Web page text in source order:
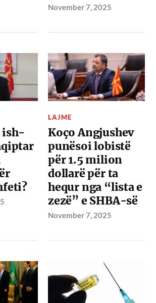
November 7, 2025
ish-
LAJME
Koço Angjushev
punësoi lobistë
për 1.5 milion
dollarë për ta
hequr nga “lista e
zezë” e SHBA-së
November 7, 2025